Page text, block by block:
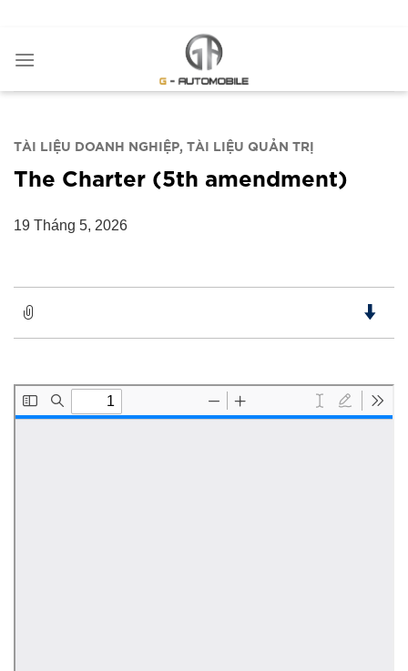
nội
TÀI LIỆU DOANH NGHIỆP TÀI LIỆU QUẢN TRỊ
The Charter (5th amendment)
19 Tháng 5, 2026